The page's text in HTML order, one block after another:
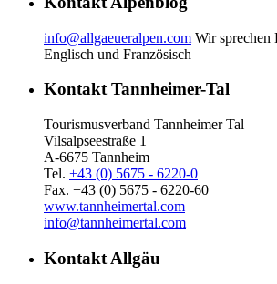
info@allgaeueralpen.com Wir sprechen
Englisch und Französisch
Kontakt Tannheimer-Tal
Tourismusverband Tannheimer Tal
Vilsalpseestraße 1
A-6675 Tannheim
Tel. +43 (0) 5675 - 6220-0
Fax. +43 (0) 5675 - 6220-60
www.tannheimertal.com
info@tannheimertal.com
Kontakt Allgäu